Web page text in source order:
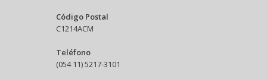
Código Postal
C1214ACM
Teléfono
(054 11) 5217-3101